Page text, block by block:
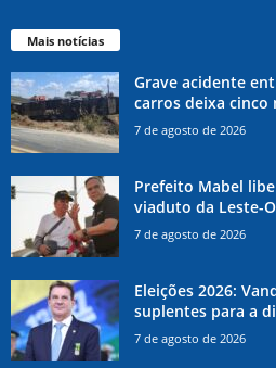
Mais notícias
Grave acidente
carros deixa cinco
7 de agosto de 2026
Prefeito Mabel
viaduto da Leste-
7 de agosto de 2026
Eleições 2026:
suplentes para a
7 de agosto de 2026